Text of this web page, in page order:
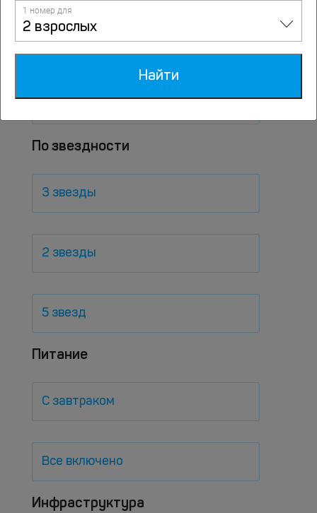
Мини-отели
По звездности
3 звезды
2 звезды
5 звезд
Питание
С завтраком
Все включено
Инфраструктура
1 номер для
2 взрослых
Найти